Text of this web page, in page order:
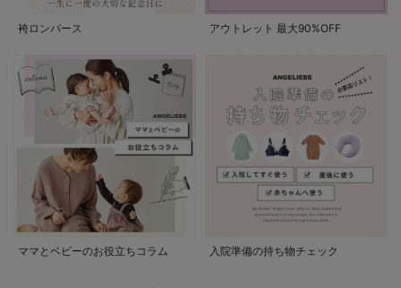
袴ロンパース アウトレット 最大90%OFF
ママとベビーのお役立ちコラム 入院準備の持ち物チェック